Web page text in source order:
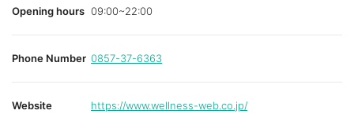
Opening hours 09:00~22:00
Phone Number 0857-37-6363
Website https://www.wellness-web.co.jp/